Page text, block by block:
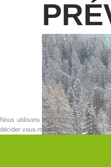
Nous utilisons des cookies sur notre
décider vous-même si vous autorisez